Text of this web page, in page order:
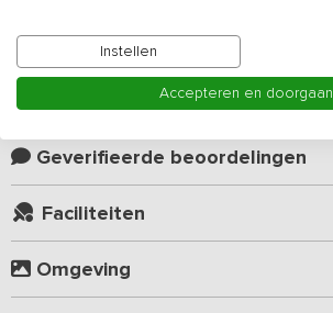
twee peuterbaden (geopend van 1 mei t/m 31
verschillende sportvelden met
volleybalnet, visvijver en trampolines. Op
een grote recreatieplas met speelvijver,
een boswandeling maken of als groep een
De accommodatie heeft een woongedeelte
rondom de open haard kunt zitten. Er is een
waar je gezamenlijk kunt eten. De volledig
voorzien van twee vaatwassers, twee
Lees meer
Kamer indeling
Geverifieerde beoordelingen
Faciliteiten
Omgeving
Instellen
Accepteren en doorgaan